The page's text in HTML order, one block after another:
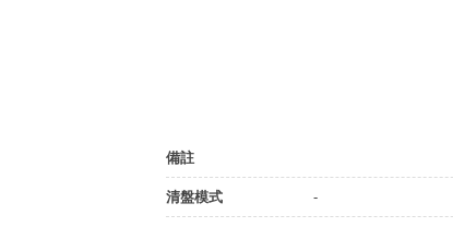
備註
清盤模式 -